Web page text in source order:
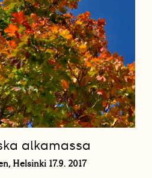
alkamassa
Helsinki 17.9. 2017